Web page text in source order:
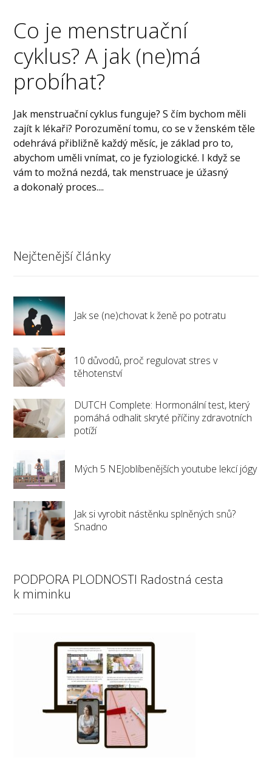
Co je menstruační
cyklus? A jak (ne)má
probíhat?
Jak menstruační cyklus funguje? S čím bychom měli
zajít k lékaři? Porozumění tomu, co se v ženském těle
odehrává přibližně každý měsíc, je základ pro to,
abychom uměli vnímat, co je fyziologické. I když se
vám to možná nezdá, tak menstruace je úžasný
a dokonalý proces....
Nejčtenější články
Jak se (ne)chovat k ženě po potratu
10 důvodů, proč regulovat stres v
těhotenství
DUTCH Complete: Hormonální test, který
pomáhá odhalit skryté příčiny zdravotních
potíží
Mých 5 NEJoblíbenějších youtube lekcí jógy
Jak si vyrobit nástěnku splněných snů?
Snadno
PODPORA PLODNOSTI Radostná cesta
k miminku